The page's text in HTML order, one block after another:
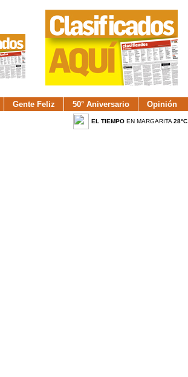
Gente Feliz 50° Aniversario Opinión
EL TIEMPOEN MARGARITA 28°C